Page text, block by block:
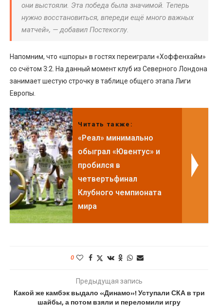
они выстояли. Эта победа была значимой. Теперь
нужно восстановиться, впереди ещё много важных
матчей», — добавил Постекоглу.
Напомним, что «шпоры» в гостях переиграли «Хоффенхайм»
со счётом 3:2. На данный момент клуб из Северного Лондона
занимает шестую строчку в таблице общего этапа Лиги
Европы.
Читать также:
«Реал» минимально
обыграл «Ювентус» и
пробился в
четвертьфинал
Клубного чемпионата
мира
0
Предыдущая запись
Какой же камбэк выдало «Динамо»! Уступали СКА в три
шайбы, а потом взяли и переломили игру